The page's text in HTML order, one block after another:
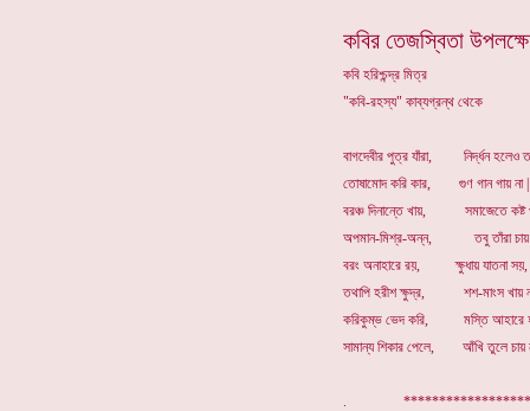
কবির তেজস্বিতা
কবি হরিশ্চন্দ্র মিত্র
"কবি-রহস্য" কাব্যগ্রন্থ থেকে
বাগদেবীর পুত্র যাঁরা, নির্দ্ধন হলেও
তোষামোদ করি কার, গুণ গান গায় না |
বরঞ্চ দিনান্তে খায়, সমাজেতে কষ্ট
অপমান-মিশ্র-অন্ন, তবু তাঁরা চায়
বরং অনাহারে রয়, ক্ষুধায় যাতনা সয়,
তথাপি হরীশ ক্ষুদ্র, শশ-মাংস খায়
করিকুম্ভ ভেদ করি, মস্তি আহারে
সামান্য শিকার পেলে, আঁখি তুলে চায়
.